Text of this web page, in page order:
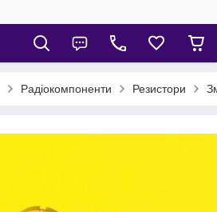
Радіокомпоненти Резистори